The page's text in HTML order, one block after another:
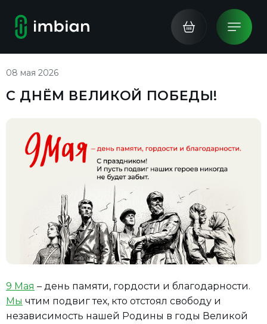
08 мая 2026
С ДНЁМ ВЕЛИКОЙ ПОБЕДЫ!
9 Мая – день памяти, гордости и благодарности.
Мы чтим подвиг тех, кто отстоял свободу и
независимость нашей Родины в годы Великой